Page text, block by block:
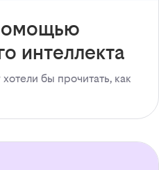
интеллекта
бы прочитать, как